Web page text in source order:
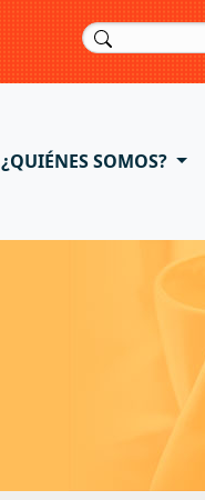
¿QUIÉNES SOMOS?